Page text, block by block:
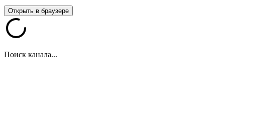
Открыть в браузере
Поиск канала...